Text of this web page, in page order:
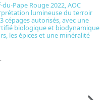
Pape Rouge 2022, AOC
lumineuse du terroir
cépages autorisés, avec une
biologique et biodynamique
les épices et une minéralité